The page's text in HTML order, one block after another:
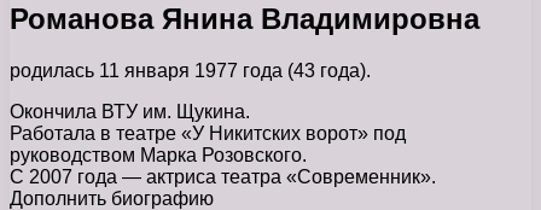
Романова Янина Владимировна
родилась 11 января 1977 года (43 года).
Окончила ВТУ им. Щукина.
Работала в театре «У Никитских ворот» под
руководством Марка Розовского.
С 2007 года — актриса театра «Современник».
Дополнить биографию